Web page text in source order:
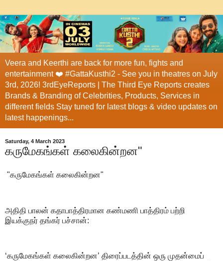
Veera and Keerthi are back for more fun, fights and
entertainment ❤️ #GattaKusthi2 - See you in theatres on July
3rd, 2026! 3rdEyeReports | The Third Eye Reports creates
Brands & Branding of Celebrities, Products, Services in
different fields Stay tuned for latest blogs & video updates on
latest happenings...
Saturday, 4 March 2023
கருமேகங்கள் கலைகின்றன"
"கருமேகங்கள் கலைகின்றன"
அதிதி பாலன் கதாபாத்திரமான கண்மணி பாத்திரம் பற்றி
இயக்குநர் தங்கர் பச்சான்:
‘கருமேகங்கள் கலைகின்றன’ திரைப்படத்தின் ஒரு முதன்மைப்